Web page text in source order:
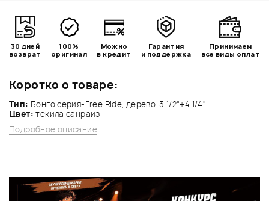
Коротко о товаре:
Тип: Бонго серия-Free Ride, дерево, 3 1/2"+4 1/4"
Цвет: текила санрайз
Подробное описание
30 дней
возврат
100%
оригинал
Можно
в кредит
Гарантия
и поддержка
Принимаем
все виды оплат